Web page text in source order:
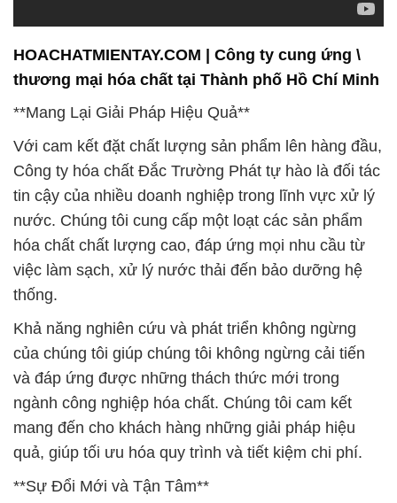
HOACHATMIENTAY.COM | Công ty cung ứng \
thương mại hóa chất tại Thành phố Hồ Chí Minh
**Mang Lại Giải Pháp Hiệu Quả**
Với cam kết đặt chất lượng sản phẩm lên hàng đầu,
Công ty hóa chất Đắc Trường Phát tự hào là đối tác
tin cậy của nhiều doanh nghiệp trong lĩnh vực xử lý
nước. Chúng tôi cung cấp một loạt các sản phẩm
hóa chất chất lượng cao, đáp ứng mọi nhu cầu từ
việc làm sạch, xử lý nước thải đến bảo dưỡng hệ
thống.
Khả năng nghiên cứu và phát triển không ngừng
của chúng tôi giúp chúng tôi không ngừng cải tiến
và đáp ứng được những thách thức mới trong
ngành công nghiệp hóa chất. Chúng tôi cam kết
mang đến cho khách hàng những giải pháp hiệu
quả, giúp tối ưu hóa quy trình và tiết kiệm chi phí.
**Sự Đổi Mới và Tận Tâm**